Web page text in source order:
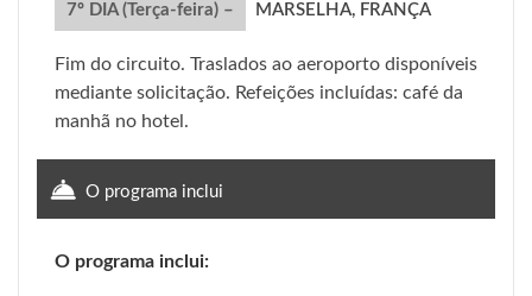
7º DIA (Terça-feira) – MARSELHA, FRANÇA
Fim do circuito. Traslados ao aeroporto disponíveis
mediante solicitação. Refeições incluídas: café da
manhã no hotel.
O programa inclui
O programa inclui: